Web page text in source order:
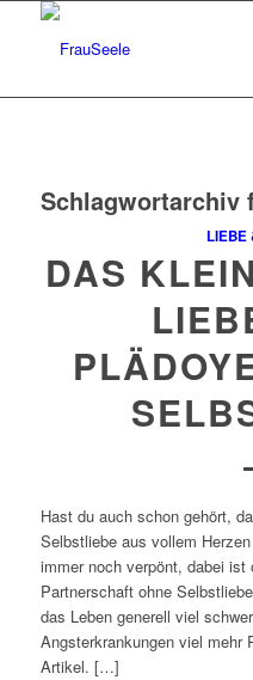
Schlagwortarchiv
LIEBE
DAS
Hast du auch schon gehört,
Selbstliebe aus vollem
immer noch verpönt, dabei
Partnerschaft ohne
das Leben generell viel
Angsterkrankungen viel mehr
Artikel. […]